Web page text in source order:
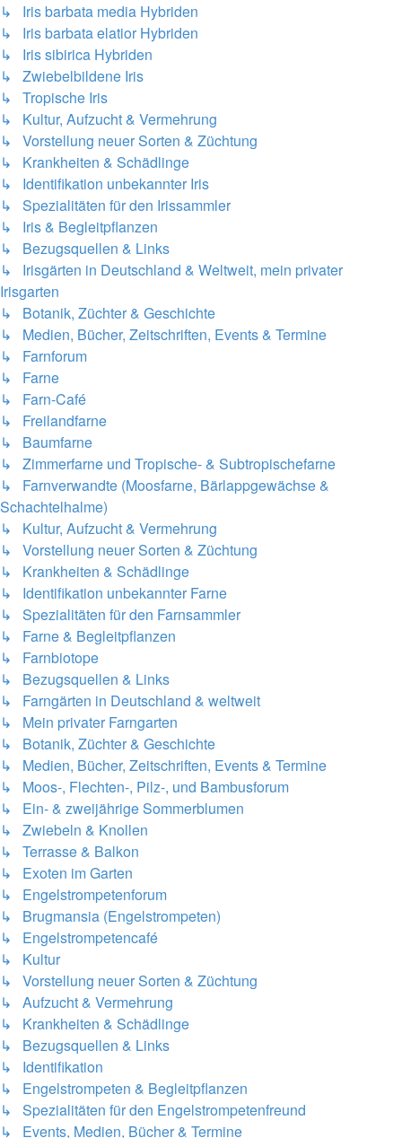
↳ Iris barbata media Hybriden
↳ Iris barbata elatior Hybriden
↳ Iris sibirica Hybriden
↳ Zwiebelbildene Iris
↳ Tropische Iris
↳ Kultur, Aufzucht & Vermehrung
↳ Vorstellung neuer Sorten & Züchtung
↳ Krankheiten & Schädlinge
↳ Identifikation unbekannter Iris
↳ Spezialitäten für den Irissammler
↳ Iris & Begleitpflanzen
↳ Bezugsquellen & Links
↳ Irisgärten in Deutschland & Weltweit, mein privater
Irisgarten
↳ Botanik, Züchter & Geschichte
↳ Medien, Bücher, Zeitschriften, Events & Termine
↳ Farnforum
↳ Farne
↳ Farn-Café
↳ Freilandfarne
↳ Baumfarne
↳ Zimmerfarne und Tropische- & Subtropischefarne
↳ Farnverwandte (Moosfarne, Bärlappgewächse &
Schachtelhalme)
↳ Kultur, Aufzucht & Vermehrung
↳ Vorstellung neuer Sorten & Züchtung
↳ Krankheiten & Schädlinge
↳ Identifikation unbekannter Farne
↳ Spezialitäten für den Farnsammler
↳ Farne & Begleitpflanzen
↳ Farnbiotope
↳ Bezugsquellen & Links
↳ Farngärten in Deutschland & weltweit
↳ Mein privater Farngarten
↳ Botanik, Züchter & Geschichte
↳ Medien, Bücher, Zeitschriften, Events & Termine
↳ Moos-, Flechten-, Pilz-, und Bambusforum
↳ Ein- & zweijährige Sommerblumen
↳ Zwiebeln & Knollen
↳ Terrasse & Balkon
↳ Exoten im Garten
↳ Engelstrompetenforum
↳ Brugmansia (Engelstrompeten)
↳ Engelstrompetencafé
↳ Kultur
↳ Vorstellung neuer Sorten & Züchtung
↳ Aufzucht & Vermehrung
↳ Krankheiten & Schädlinge
↳ Bezugsquellen & Links
↳ Identifikation
↳ Engelstrompeten & Begleitpflanzen
↳ Spezialitäten für den Engelstrompetenfreund
↳ Events, Medien, Bücher & Termine